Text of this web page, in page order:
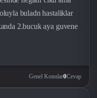
buladn hastaliklar
2.bucuk aya guvene
Genel Konular0Cevap